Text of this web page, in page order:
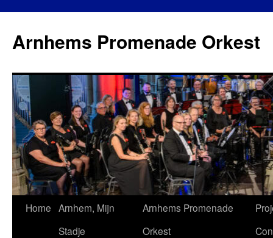
de
inhoud
Arnhems Promenade Orkest
Home Arnhem, Mijn
Stadje
Arnhems Promenade
Orkest